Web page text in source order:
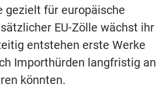
gezielt für europäische
EU-Zölle wächst ihr
entstehen erste Werke
Importhürden langfristig an
könnten.